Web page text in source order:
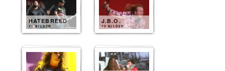
HATEBREED
11 BILDER
J.B.O.
10 BILDER